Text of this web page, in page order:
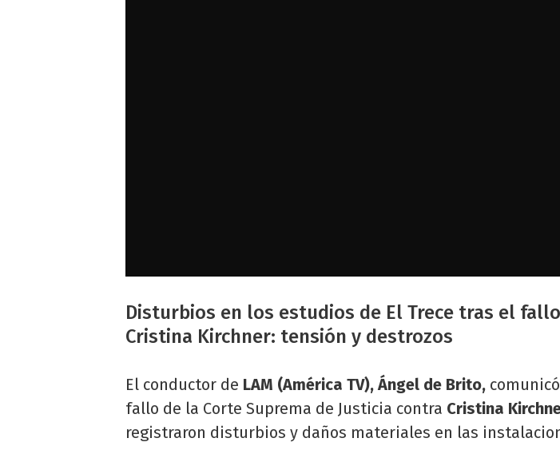
Disturbios en los estudios de El Trece tras el
Cristina Kirchner: tensión y destrozos
El conductor de LAM (América TV), Ángel de Brito,
fallo de la Corte Suprema de Justicia contra Cristina
registraron disturbios y daños materiales en las